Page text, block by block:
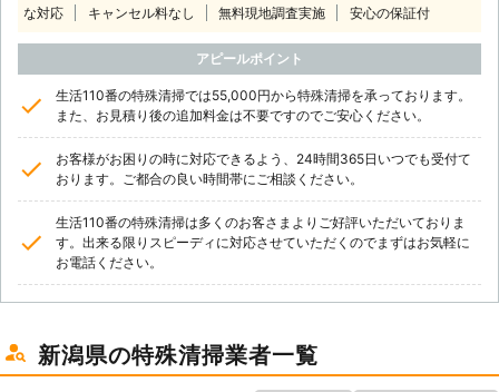
な対応
キャンセル料なし 無料現地調査実施 安心の保証付
アピールポイント
生活110番の特殊清掃では55,000円から特殊清掃を承っております。
また、お見積り後の追加料金は不要ですのでご安心ください。
お客様がお困りの時に対応できるよう、24時間365日いつでも受付て
おります。ご都合の良い時間帯にご相談ください。
生活110番の特殊清掃は多くのお客さまよりご好評いただいておりま
す。出来る限りスピーディに対応させていただくのでまずはお気軽に
お電話ください。
新潟県の特殊清掃業者一覧